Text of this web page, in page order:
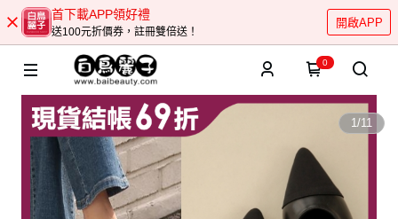
首下載APP領好禮
送100元折價券，註冊雙倍送！
開啟APP
0
1/11